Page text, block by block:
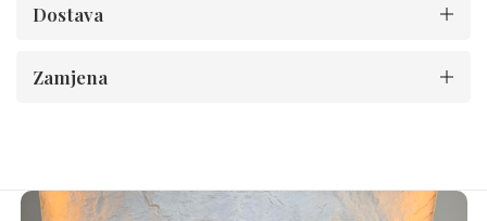
Dostava
Zamjena